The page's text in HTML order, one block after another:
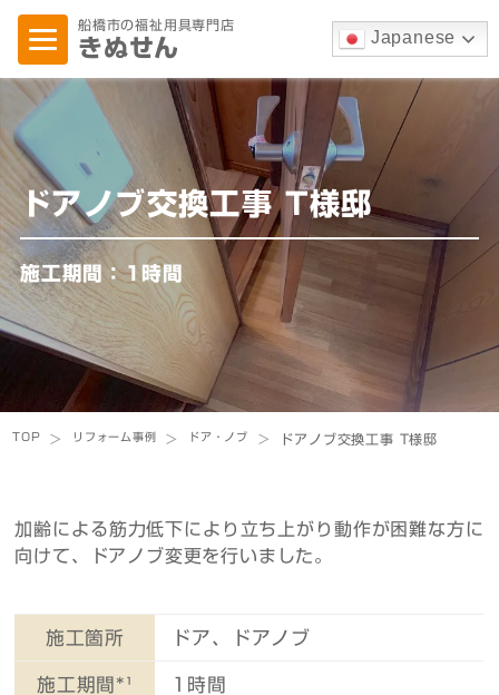
船橋市の福祉用具専門店
きぬせん
ドアノブ交換工事 T様邸
施工期間：1時間
TOP > リフォーム事例 > ドア・ノブ > ドアノブ交換工事 T様邸
加齢による筋力低下により立ち上がり動作が困難な方に
向けて、ドアノブ変更を行いました。
施工箇所 ドア、ドアノブ
施工期間*¹ 1時間
Japanese